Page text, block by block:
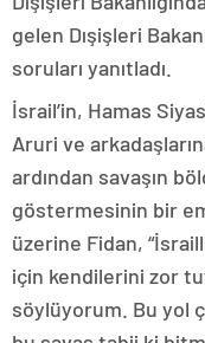
gelen Dışişleri
soruları yanıtladı.
İsrail’in, Hamas
Aruri ve
ardından savaşın
göstermesinin bir
üzerine Fidan,
için kendilerini zor
söylüyorum. Bu yol